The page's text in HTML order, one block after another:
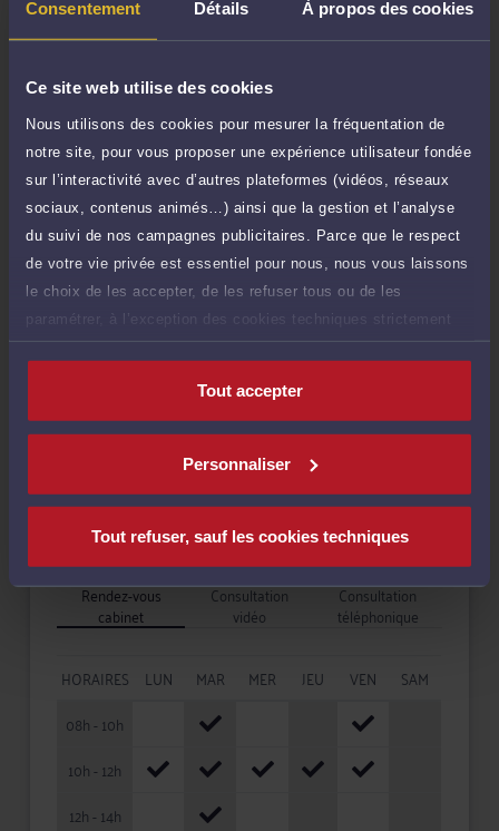
Consentement Détails À propos des cookies
Ce site web utilise des cookies
Nous utilisons des cookies pour mesurer la fréquentation de
notre site, pour vous proposer une expérience utilisateur fondée
sur l’interactivité avec d’autres plateformes (vidéos, réseaux
sociaux, contenus animés…) ainsi que la gestion et l’analyse
du suivi de nos campagnes publicitaires. Parce que le respect
de votre vie privée est essentiel pour nous, nous vous laissons
le choix de les accepter, de les refuser tous ou de les
paramétrer, à l’exception des cookies techniques strictement
nécessaires au fonctionnement du site.
Tout accepter
Personnaliser
Tout refuser, sauf les cookies techniques
Droit du travail
(droit des relations individuelles du travail)
Droit du dommage corporel
Droit pénal
Rendez-vous
cabinet
Consultation
vidéo
Consultation
téléphonique
HORAIRES LUN MAR MER JEU VEN
SAM
08h - 10h
10h - 12h
12h - 14h